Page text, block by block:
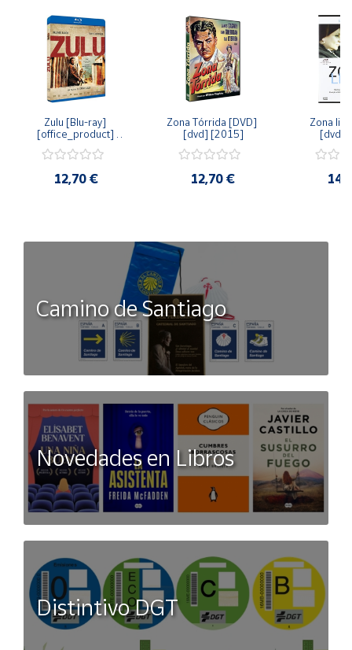
Zulu [Blu-ray]
[office_product]
12,70 €
Zona Tórrida [DVD]
[dvd] [2015]
12,70 €
Zona
[dvd]
Camino de Santiago
Novedades en Libros
Distintivo DGT